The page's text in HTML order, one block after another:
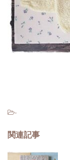
-
関連記事